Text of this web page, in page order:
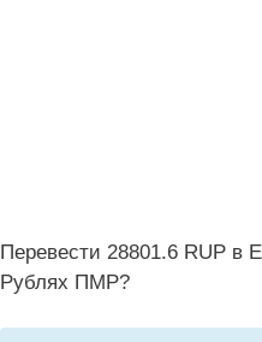
Перевести 28801.6 RUP в
Рублях ПМР?